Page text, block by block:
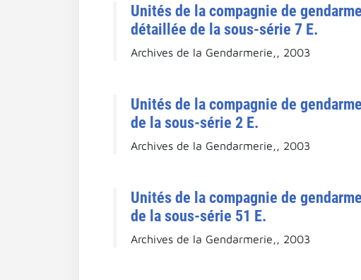
Unités de la compagnie de
détaillée de la sous-série 7 E.
Archives de la Gendarmerie,, 2003
Unités de la compagnie de
de la sous-série 2 E.
Archives de la Gendarmerie,, 2003
Unités de la compagnie de
de la sous-série 51 E.
Archives de la Gendarmerie,, 2003